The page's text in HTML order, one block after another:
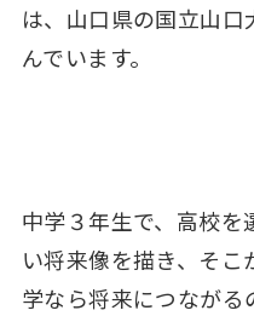
は、山口県の国立山
んでいます。
中学３年生で、高校
い将来像を描き、そ
学なら将来につながる